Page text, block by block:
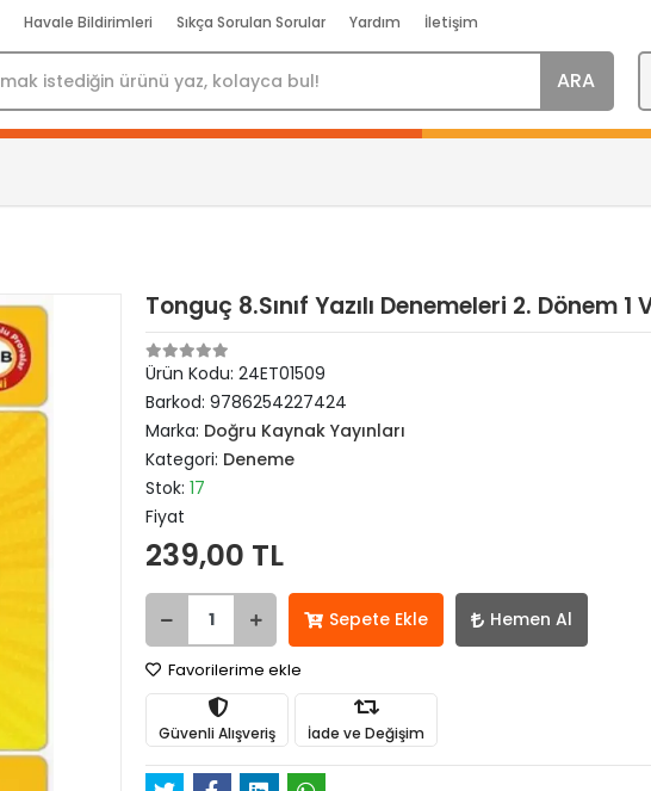
Havale Bildirimleri Sıkça Sorulan Sorular Yardım İletişim
ARA
Tonguç 8.Sınıf Yazılı Denemeleri 2. Dönem 1
Ürün Kodu:24ET01509
Barkod:9786254227424
Marka: Doğru Kaynak Yayınları
Kategori: Deneme
Stok:17
Fiyat
239,00 TL
Sepete Ekle Hemen Al
Favorilerime ekle
Güvenli Alışveriş İade ve Değişim